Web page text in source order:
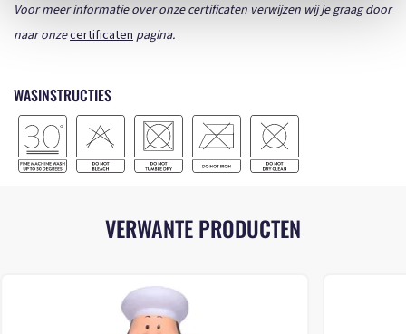
Voor meer informatie over onze certificaten verwijzen wij je graag door
naar onzecertificatenpagina.
WASINSTRUCTIES
VERWANTE PRODUCTEN